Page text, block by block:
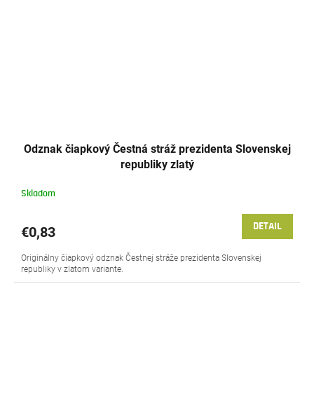
Odznak čiapkový Čestná stráž prezidenta Slovenskej
republiky zlatý
Skladom
€0,83 DETAIL
Originálny čiapkový odznak Čestnej stráže prezidenta Slovenskej
republiky v zlatom variante.